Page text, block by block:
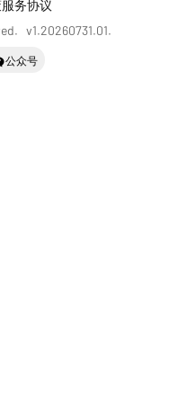
服务协议
v1.20260731.01.
公众号